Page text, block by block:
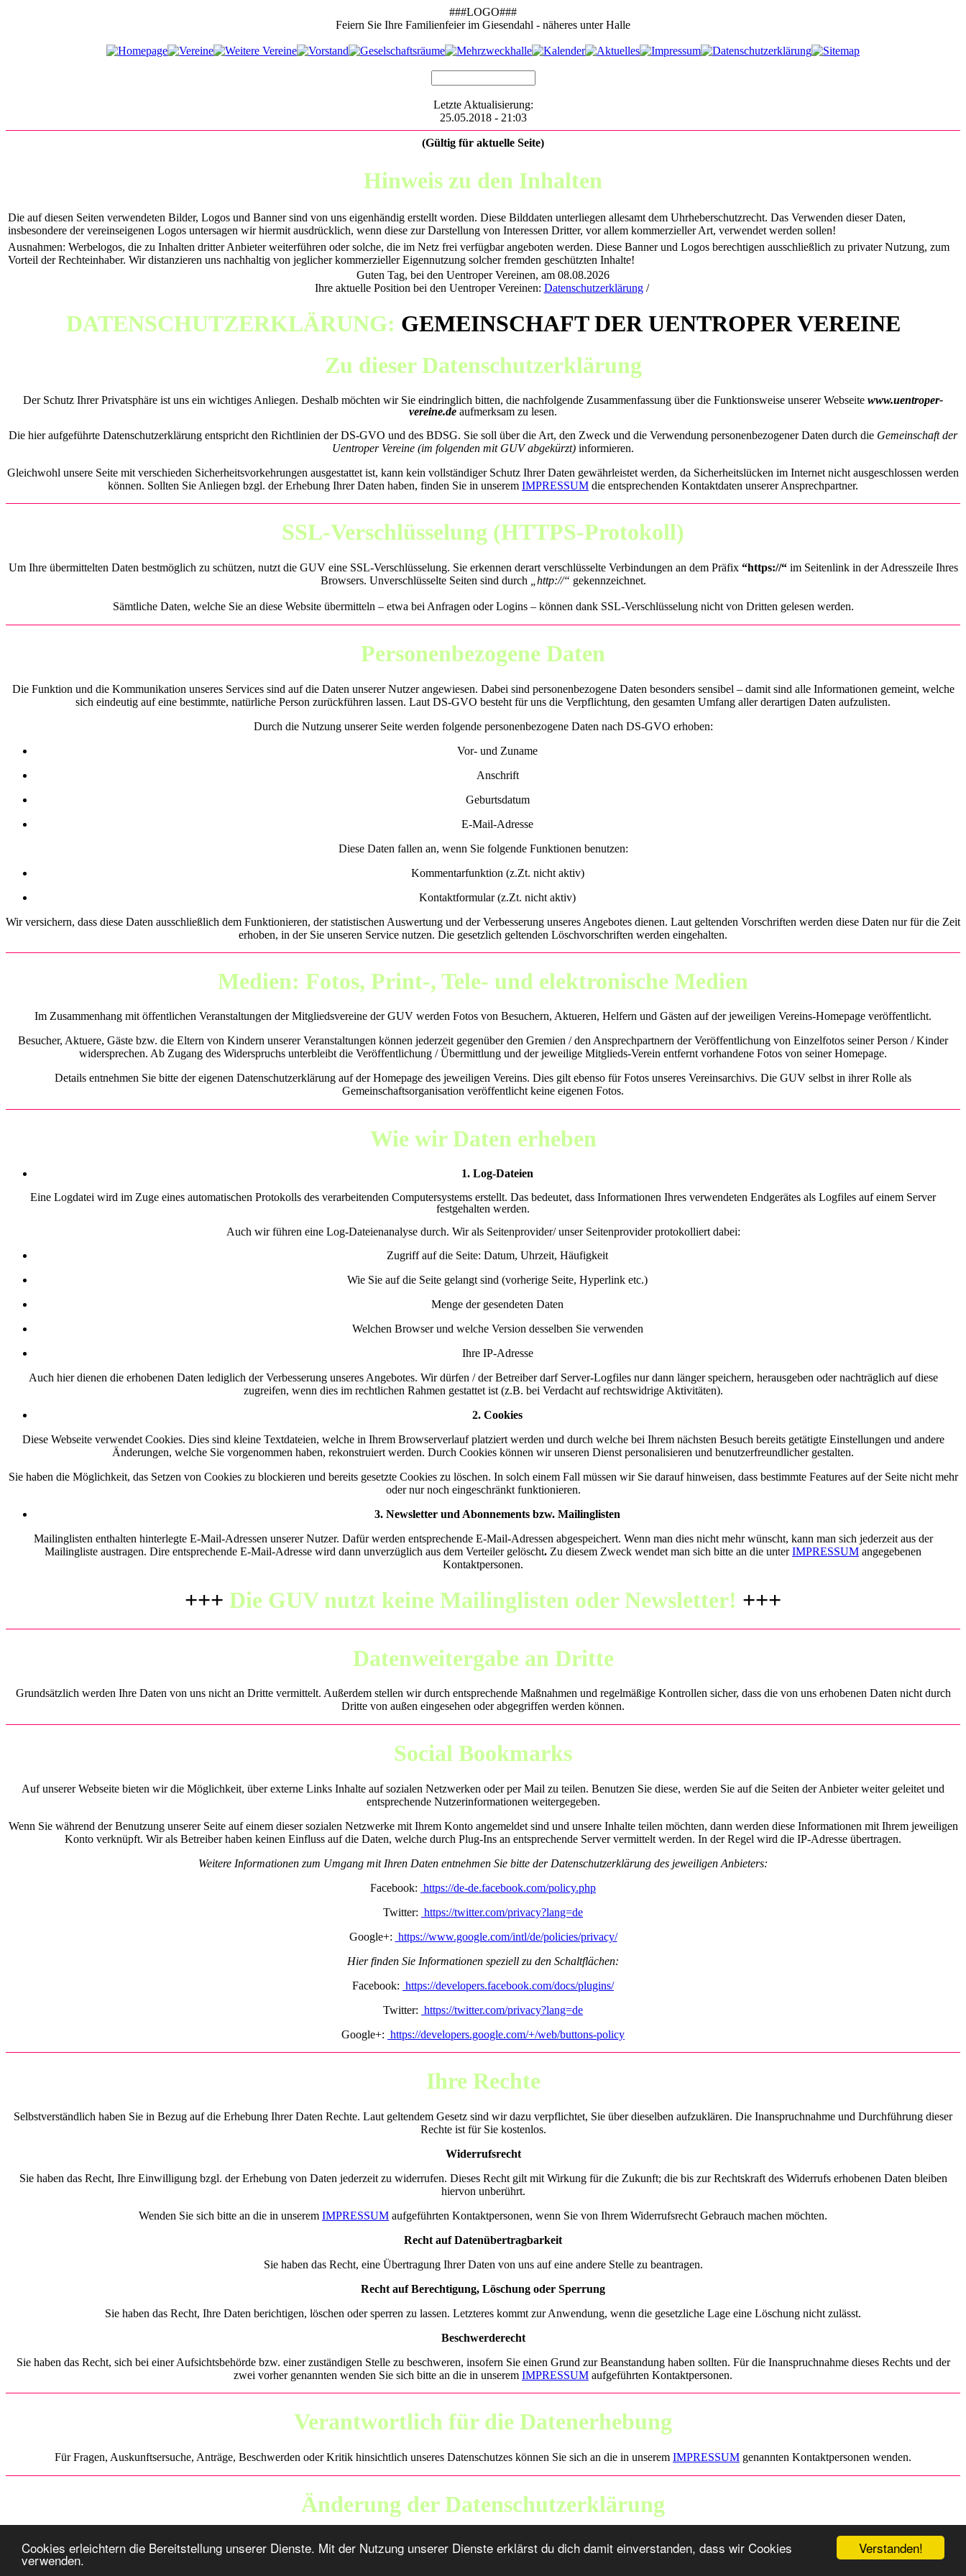
Verstanden!
Cookies erleichtern die Bereitstellung unserer Dienste. Mit der Nutzung unserer Dienste erklärst du dich damit einverstanden, dass wir Cookies
verwenden.
###LOGO###
Feiern Sie Ihre Familienfeier im Giesendahl - näheres unter Halle
Letzte Aktualisierung:
25.05.2018 - 21:03
(Gültig für aktuelle Seite)
Hinweis zu den Inhalten
Die auf diesen Seiten verwendeten Bilder, Logos und Banner sind von uns eigenhändig erstellt worden. Diese Bilddaten unterliegen allesamt dem Uhrheberschutzrecht. Das Verwenden dieser Daten,
insbesondere der vereinseigenen Logos untersagen wir hiermit ausdrücklich, wenn diese zur Darstellung von Interessen Dritter, vor allem kommerzieller Art, verwendet werden sollen!
Ausnahmen: Werbelogos, die zu Inhalten dritter Anbieter weiterführen oder solche, die im Netz frei verfügbar angeboten werden. Diese Banner und Logos berechtigen ausschließlich zu privater Nutzung, zum
Vorteil der Rechteinhaber. Wir distanzieren uns nachhaltig von jeglicher kommerzieller Eigennutzung solcher fremden geschützten Inhalte!
Guten Tag, bei den Uentroper Vereinen, am 08.08.2026
Ihre aktuelle Position bei den Uentroper Vereinen: Datenschutzerklärung/
DATENSCHUTZERKLÄRUNG: GEMEINSCHAFT DER UENTROPER VEREINE
Zu dieser Datenschutzerklärung
Der Schutz Ihrer Privatsphäre ist uns ein wichtiges Anliegen. Deshalb möchten wir Sie eindringlich bitten, die nachfolgende Zusammenfassung über die Funktionsweise unserer Webseite www.uentroper-
vereine.de aufmerksam zu lesen.
Die hier aufgeführte Datenschutzerklärung entspricht den Richtlinien der DS-GVO und des BDSG. Sie soll über die Art, den Zweck und die Verwendung personenbezogener Daten durch die Gemeinschaft der
Uentroper Vereine (im folgenden mit GUV abgekürzt) informieren.
Gleichwohl unsere Seite mit verschieden Sicherheitsvorkehrungen ausgestattet ist, kann kein vollständiger Schutz Ihrer Daten gewährleistet werden, da Sicherheitslücken im Internet nicht ausgeschlossen werden
können. Sollten Sie Anliegen bzgl. der Erhebung Ihrer Daten haben, finden Sie in unserem IMPRESSUM die entsprechenden Kontaktdaten unserer Ansprechpartner.
SSL-Verschlüsselung (HTTPS-Protokoll)
Um Ihre übermittelten Daten bestmöglich zu schützen, nutzt die GUV eine SSL-Verschlüsselung. Sie erkennen derart verschlüsselte Verbindungen an dem Präfix “https://“im Seitenlink in der Adresszeile Ihres
Browsers. Unverschlüsselte Seiten sind durch
„http://“ gekennzeichnet.
Sämtliche Daten, welche Sie an diese Website übermitteln – etwa bei Anfragen oder Logins – können dank SSL-Verschlüsselung nicht von Dritten gelesen werden.
Personenbezogene Daten
Die Funktion und die Kommunikation unseres Services sind auf die Daten unserer Nutzer angewiesen. Dabei sind personenbezogene Daten besonders sensibel – damit sind alle Informationen gemeint, welche
sich eindeutig auf eine bestimmte, natürliche Person zurückführen lassen. Laut DS-GVO besteht für uns die Verpflichtung, den gesamten Umfang aller derartigen Daten aufzulisten.
Durch die Nutzung unserer Seite werden folgende personenbezogene Daten nach DS-GVO erhoben:
Vor- und Zuname
Anschrift
Geburtsdatum
E-Mail-Adresse
Diese Daten fallen an, wenn Sie folgende Funktionen benutzen:
Kommentarfunktion (z.Zt. nicht aktiv)
Kontaktformular (z.Zt. nicht aktiv)
Wir versichern, dass diese Daten ausschließlich dem Funktionieren, der statistischen Auswertung und der Verbesserung unseres Angebotes dienen. Laut geltenden Vorschriften werden diese Daten nur für die Zeit
erhoben, in der Sie unseren Service nutzen. Die gesetzlich geltenden Löschvorschriften werden eingehalten.
Medien: Fotos, Print-, Tele- und elektronische Medien
Im Zusammenhang mit öffentlichen Veranstaltungen der Mitgliedsvereine der GUV werden Fotos von Besuchern, Aktueren, Helfern und Gästen auf der jeweiligen Vereins-Homepage veröffentlicht.
Besucher, Aktuere, Gäste bzw. die Eltern von Kindern unserer Veranstaltungen können jederzeit gegenüber den Gremien / den Ansprechpartnern der Veröffentlichung von Einzelfotos seiner Person / Kinder
widersprechen. Ab Zugang des Widerspruchs unterbleibt die Veröffentlichung / Übermittlung und der jeweilige Mitglieds-Verein entfernt vorhandene Fotos von seiner Homepage.
Details entnehmen Sie bitte der eigenen Datenschutzerklärung auf der Homepage des jeweiligen Vereins. Dies gilt ebenso für Fotos unseres Vereinsarchivs. Die GUV selbst in ihrer Rolle als
Gemeinschaftsorganisation veröffentlicht keine eigenen Fotos.
Wie wir Daten erheben
1. Log-Dateien
Eine Logdatei wird im Zuge eines automatischen Protokolls des verarbeitenden Computersystems erstellt. Das bedeutet, dass Informationen Ihres verwendeten Endgerätes als Logfiles auf einem Server
festgehalten werden.
Auch wir führen eine Log-Dateienanalyse durch. Wir als Seitenprovider/ unser Seitenprovider protokolliert dabei:
Zugriff auf die Seite: Datum, Uhrzeit, Häufigkeit
Wie Sie auf die Seite gelangt sind (vorherige Seite, Hyperlink etc.)
Menge der gesendeten Daten
Welchen Browser und welche Version desselben Sie verwenden
Ihre IP-Adresse
Auch hier dienen die erhobenen Daten lediglich der Verbesserung unseres Angebotes. Wir dürfen / der Betreiber darf Server-Logfiles nur dann länger speichern, herausgeben oder nachträglich auf diese
zugreifen, wenn dies im rechtlichen Rahmen gestattet ist (z.B. bei Verdacht auf rechtswidrige Aktivitäten).
2. Cookies
Diese Webseite verwendet Cookies. Dies sind kleine Textdateien, welche in Ihrem Browserverlauf platziert werden und durch welche bei Ihrem nächsten Besuch bereits getätigte Einstellungen und andere
Änderungen, welche Sie vorgenommen haben, rekonstruiert werden. Durch Cookies können wir unseren Dienst personalisieren und benutzerfreundlicher gestalten.
Sie haben die Möglichkeit, das Setzen von Cookies zu blockieren und bereits gesetzte Cookies zu löschen. In solch einem Fall müssen wir Sie darauf hinweisen, dass bestimmte Features auf der Seite nicht mehr
oder nur noch eingeschränkt funktionieren.
3. Newsletter und Abonnements bzw. Mailinglisten
Mailinglisten enthalten hinterlegte E-Mail-Adressen unserer Nutzer. Dafür werden entsprechende E-Mail-Adressen abgespeichert. Wenn man dies nicht mehr wünscht, kann man sich jederzeit aus der
Mailingliste austragen. Dire entsprechende E-Mail-Adresse wird dann unverzüglich aus dem Verteiler gelöscht. Zu diesem Zweck wendet man sich bitte an die unterIMPRESSUM angegebenen
Kontaktpersonen.
+++ Die GUV nutzt keine Mailinglisten oder Newsletter! +++
Datenweitergabe an Dritte
Grundsätzlich werden Ihre Daten von uns nicht an Dritte vermittelt. Außerdem stellen wir durch entsprechende Maßnahmen und regelmäßige Kontrollen sicher, dass die von uns erhobenen Daten nicht durch
Dritte von außen eingesehen oder abgegriffen werden können.
Social Bookmarks
Auf unserer Webseite bieten wir die Möglichkeit, über externe Links Inhalte auf sozialen Netzwerken oder per Mail zu teilen. Benutzen Sie diese, werden Sie auf die Seiten der Anbieter weiter geleitet und
entsprechende Nutzerinformationen weitergegeben.
Wenn Sie während der Benutzung unserer Seite auf einem dieser sozialen Netzwerke mit Ihrem Konto angemeldet sind und unsere Inhalte teilen möchten, dann werden diese Informationen mit Ihrem jeweiligen
Konto verknüpft. Wir als Betreiber haben keinen Einfluss auf die Daten, welche durch Plug-Ins an entsprechende Server vermittelt werden. In der Regel wird die IP-Adresse übertragen.
Weitere Informationen zum Umgang mit Ihren Daten entnehmen Sie bitte der Datenschutzerklärung des jeweiligen Anbieters:
Facebook: https://de-de.facebook.com/policy.php
Twitter: https://twitter.com/privacy?lang=de
Google+: https://www.google.com/intl/de/policies/privacy/
Hier finden Sie Informationen speziell zu den Schaltflächen:
Facebook: https://developers.facebook.com/docs/plugins/
Twitter: https://twitter.com/privacy?lang=de
Google+: https://developers.google.com/+/web/buttons-policy
Ihre Rechte
Selbstverständlich haben Sie in Bezug auf die Erhebung Ihrer Daten Rechte. Laut geltendem Gesetz sind wir dazu verpflichtet, Sie über dieselben aufzuklären. Die Inanspruchnahme und Durchführung dieser
Rechte ist für Sie kostenlos.
Widerrufsrecht
Sie haben das Recht, Ihre Einwilligung bzgl. der Erhebung von Daten jederzeit zu widerrufen. Dieses Recht gilt mit Wirkung für die Zukunft; die bis zur Rechtskraft des Widerrufs erhobenen Daten bleiben
hiervon unberührt.
Wenden Sie sich bitte an die in unserem IMPRESSUM aufgeführten Kontaktpersonen, wenn Sie von Ihrem Widerrufsrecht Gebrauch machen möchten.
Recht auf Datenübertragbarkeit
Sie haben das Recht, eine Übertragung Ihrer Daten von uns auf eine andere Stelle zu beantragen.
Recht auf Berechtigung, Löschung oder Sperrung
Sie haben das Recht, Ihre Daten berichtigen, löschen oder sperren zu lassen. Letzteres kommt zur Anwendung, wenn die gesetzliche Lage eine Löschung nicht zulässt.
Beschwerderecht
Sie haben das Recht, sich bei einer Aufsichtsbehörde bzw. einer zuständigen Stelle zu beschweren, insofern Sie einen Grund zur Beanstandung haben sollten. Für die Inanspruchnahme dieses Rechts und der
zwei vorher genannten wenden Sie sich bitte an die in unserem IMPRESSUM aufgeführten Kontaktpersonen.
Verantwortlich für die Datenerhebung
Für Fragen, Auskunftsersuche, Anträge, Beschwerden oder Kritik hinsichtlich unseres Datenschutzes können Sie sich an die in unserem IMPRESSUM genannten Kontaktpersonen wenden.
Änderung der Datenschutzerklärung
Mai/2018.